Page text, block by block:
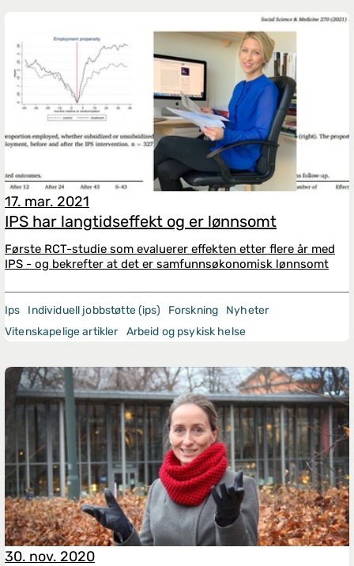
17. mar. 2021
IPS har langtidseffekt og er lønnsomt
Første RCT-studie som evaluerer effekten etter flere år med
IPS - og bekrefter at det er samfunnsøkonomisk lønnsomt
Ips Individuell jobbstøtte (ips) Forskning
Nyheter
Vitenskapelige artikler
Arbeid og psykisk helse
30. nov. 2020